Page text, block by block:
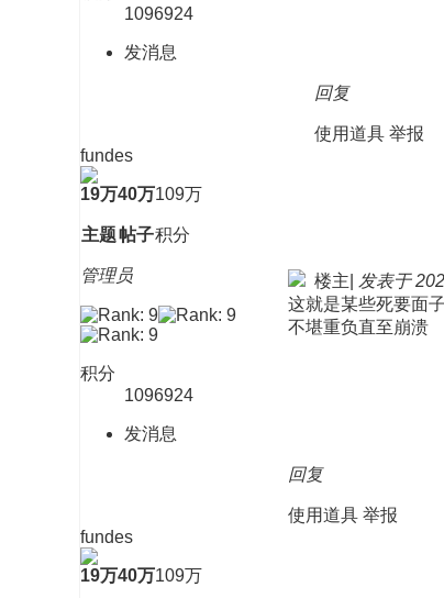
1096924
发消息
回复
使用道具 举报
fundes
19万
主题
40万
帖子
109万
积分
管理员
积分
1096924
发消息
楼主 发表于
这就是某些死要面
不堪重负直至崩溃
回复
使用道具 举报
fundes
19万40万109万